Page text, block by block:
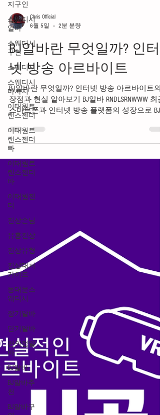
지구인
스웨디시
알바
스웨디시
구인
스웨디시
스웨디시
마사지
이태원트
랜스젠더
이태원트
랜스젠더
빠
이태원트
랜스젠더
바
이태원잰
더
진상손님
유흥진상
진상유형
진상대처
가이드
동대문스
웨디시
장기알바
단기알바
편의점알
바
BJ알바
BJ알바추
천
BJ알바구
6월 5일
2분 분량
BJ알바란 무엇일까? 인터
넷 방송 아르바이트
BJ알바란 무엇일까? 인터넷 방송 아르바이트의
장점과 현실 알아보기 BJ알바 RNDLSRNWWW 최
스마트폰과 인터넷 방송 플랫폼의 성장으로 BJ
바에 대한 관심이 꾸준히 높아지고 있습니다.
거에는 일부 전문 방송인만 진행하던 인터넷 방
송이 이제는 누구나 도전할 수 있는 콘텐츠 산
으로 발전하면서 부업이나 투잡 개념으로 BJ 활
동을 시작하는 사람들도 늘어나고 있습니다. BJ
알바는 인터넷 방송 플랫폼을 통해 시청자와 소
통하며 콘텐츠를 제작하는 활동을 의미합니다.
게임, 토크, 먹방, 음악, 취미, 일상 공유 등 다양
주제로 방송을 진행할 수 있으며 자신의 개성과
장점을 활용할 수 있다는 특징이 있습니다. 이
글에서는 BJ알바의 종류와 장점, 단점, 실제 준
방법까지 자세하게 알아보겠습니다. BJ알바란?
BJ는 "Broadcasting Jockey"의 약자로 인터넷 방송
행자를 의미합니다. 일반적인 아르바이트처럼
해진 업무를 수행하는 것이